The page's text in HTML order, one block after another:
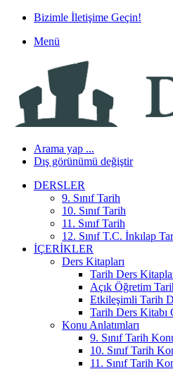
Bizimle İletişime Geçin!
Menü
Arama yap ...
Dış görünümü değiştir
DERSLER
9. Sınıf Tarih
10. Sınıf Tarih
11. Sınıf Tarih
12. Sınıf T.C. İnkılap
İÇERIKLER
Ders Kitapları
Tarih Ders
Açık Öğretim
Etkileşimli Tarih
Tarih Ders Kitabı
Konu Anlatımları
9. Sınıf Tarih
10. Sınıf Tarih
11. Sınıf Tarih